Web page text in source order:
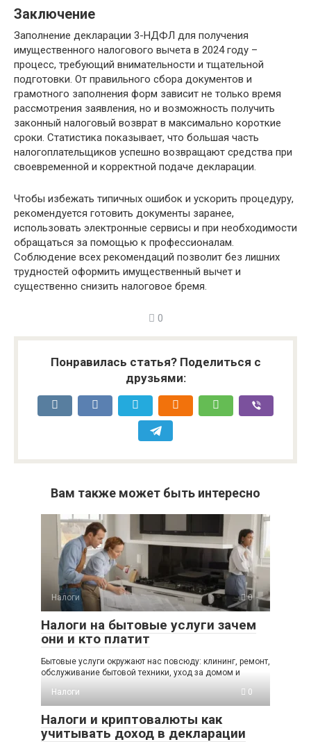
Заключение
Заполнение декларации 3-НДФЛ для получения
имущественного налогового вычета в 2024 году –
процесс, требующий внимательности и тщательной
подготовки. От правильного сбора документов и
грамотного заполнения форм зависит не только время
рассмотрения заявления, но и возможность получить
законный налоговый возврат в максимально короткие
сроки. Статистика показывает, что большая часть
налогоплательщиков успешно возвращают средства при
своевременной и корректной подаче декларации.
Чтобы избежать типичных ошибок и ускорить процедуру,
рекомендуется готовить документы заранее,
использовать электронные сервисы и при необходимости
обращаться за помощью к профессионалам.
Соблюдение всех рекомендаций позволит без лишних
трудностей оформить имущественный вычет и
существенно снизить налоговое бремя.
0
Понравилась статья? Поделиться с
друзьями:
Вам также может быть интересно
Налоги 0
Налоги на бытовые услуги зачем
они и кто платит
Бытовые услуги окружают нас повсюду: клининг, ремонт,
обслуживание бытовой техники, уход за домом и
Налоги
0
Налоги и криптовалюты как
учитывать доход в декларации